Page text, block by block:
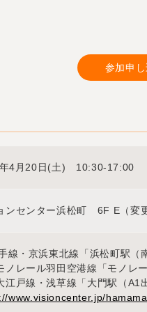
参加申
4月20日(土) 10:30-17:00
ンセンター浜松町 6F E（変
線・京浜東北線「浜松町駅（
ノレール羽田空港線「モノレ
江戸線・浅草線「大門駅（A1
www.visioncenter.jp/